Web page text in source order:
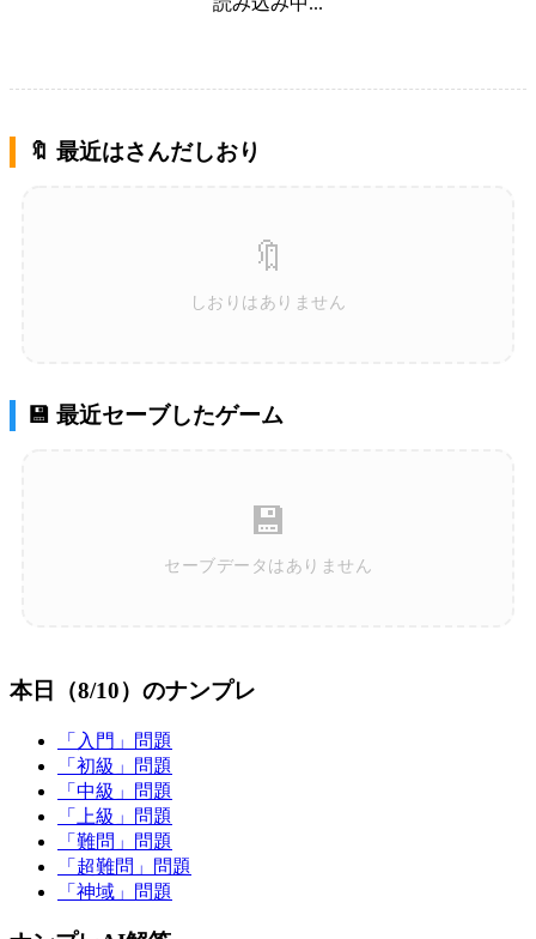
🔖 最近はさんだしおり
🔖
しおりはありません
💾 最近セーブしたゲーム
💾
セーブデータはありません
本日（8/10）のナンプレ
「入門」問題
「初級」問題
「中級」問題
「上級」問題
「難問」問題
「超難問」問題
「神域」問題